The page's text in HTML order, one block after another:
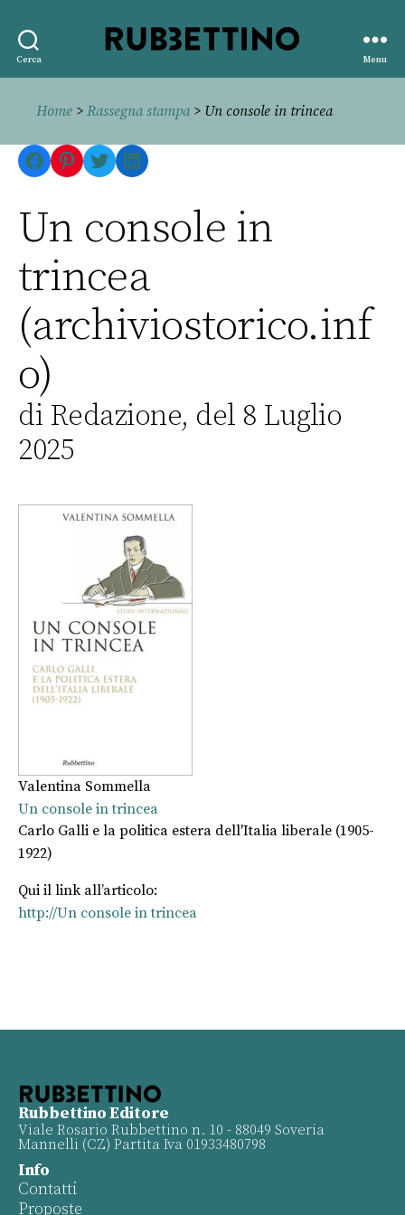
Cerca
editore
Menu
Home > Rassegna stampa> Un console in trincea
Facebook
Pinterest
TwitterLinkedIn
Un console in
trincea
(archiviostorico.inf
o)
di Redazione, del 8 Luglio
2025
Valentina Sommella
Un console in trincea
Carlo Galli e la politica estera dell'Italia liberale (1905-
1922)
Qui il link all’articolo:
http://Un console in trincea
Rubbettino Editore
Viale Rosario Rubbettino n. 10 - 88049 Soveria
Mannelli (CZ) Partita Iva 01933480798
Info
Contatti
Proposte